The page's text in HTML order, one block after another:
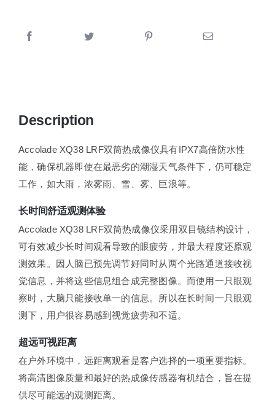
Description
Accolade XQ38 LRF双筒热成像仪具有IPX7高倍防水性
能，确保机器即使在最恶劣的潮湿天气条件下，仍可稳定
工作，如大雨，浓雾雨、雪、雾、巨浪等。
长时间舒适观测体验
Accolade XQ38 LRF双筒热成像仪采用双目镜结构设计，
可有效减少长时间观看导致的眼疲劳，并最大程度还原观
测效果。因人脑已预先调节好同时从两个光路通道接收视
觉信息，并将这些信息组合成完整图像。而使用一只眼观
察时，大脑只能接收单一的信息。所以在长时间一只眼观
测下，用户很容易感到视觉疲劳和不适。
超远可视距离
在户外环境中，远距离观看是客户选择的一项重要指标。
将高清图像质量和最好的热成像传感器有机结合，旨在提
供尽可能远的观测距离。